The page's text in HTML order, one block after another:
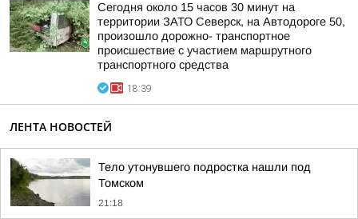
Сегодня около 15 часов 30 минут на
территории ЗАТО Северск, на Автодороге 50,
произошло дорожно- транспортное
происшествие с участием маршрутного
транспортного средства
18:39
ЛЕНТА НОВОСТЕЙ
Тело утонувшего подростка нашли под
Томском
21:18